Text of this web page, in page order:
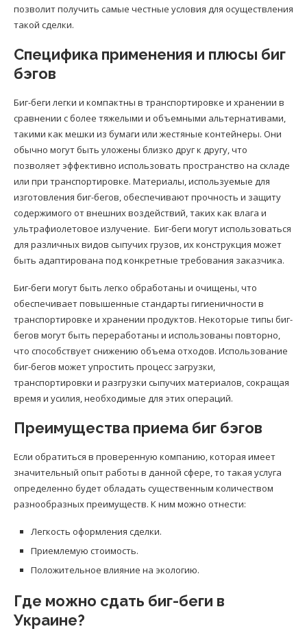
позволит получить самые честные условия для осуществления
такой сделки.
Специфика применения и плюсы биг
бэгов
Биг-беги легки и компактны в транспортировке и хранении в
сравнении с более тяжелыми и объемными альтернативами,
такими как мешки из бумаги или жестяные контейнеры. Они
обычно могут быть уложены близко друг к другу, что
позволяет эффективно использовать пространство на складе
или при транспортировке. Материалы, используемые для
изготовления биг-бегов, обеспечивают прочность и защиту
содержимого от внешних воздействий, таких как влага и
ультрафиолетовое излучение. Биг-беги могут использоваться
для различных видов сыпучих грузов, их конструкция может
быть адаптирована под конкретные требования заказчика.
Биг-беги могут быть легко обработаны и очищены, что
обеспечивает повышенные стандарты гигиеничности в
транспортировке и хранении продуктов. Некоторые типы биг-
бегов могут быть переработаны и использованы повторно,
что способствует снижению объема отходов. Использование
биг-бегов может упростить процесс загрузки,
транспортировки и разгрузки сыпучих материалов, сокращая
время и усилия, необходимые для этих операций.
Преимущества приема биг бэгов
Если обратиться в проверенную компанию, которая имеет
значительный опыт работы в данной сфере, то такая услуга
определенно будет обладать существенным количеством
разнообразных преимуществ. К ним можно отнести:
Легкость оформления сделки.
Приемлемую стоимость.
Положительное влияние на экологию.
Где можно сдать биг-беги в
Украине?